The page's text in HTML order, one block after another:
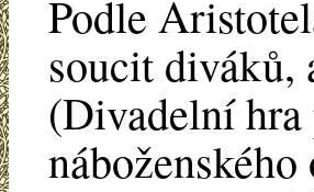
Podle
soucit diváků,
(Divadelní